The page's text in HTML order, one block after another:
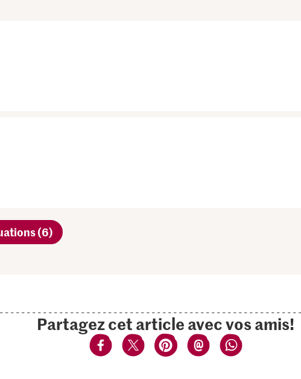
(6)
Partagez cet article avec vos amis!